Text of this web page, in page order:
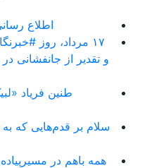
اطلاع
۱۷ مرداد، روز
و تقدیر از جانفشانی
طنین فریاد
سلام بر قدم‌هایی که
همه باهم در